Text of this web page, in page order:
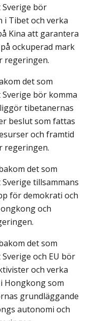
bör
Tibet och verka
Kina att garantera
ockuperad mark
regeringen.
det som
bör komma
tibetanernas
beslut som fattas
och framtid
regeringen.
det som
tillsammans
för demokrati och
och
det som
och EU bör
och verka
Hongkong som
grundläggande
autonomi och